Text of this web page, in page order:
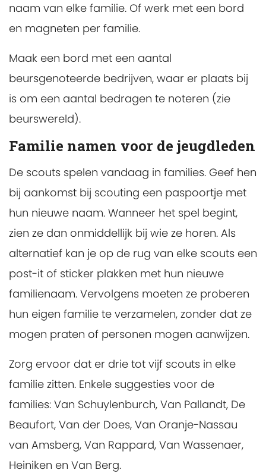
naam van elke familie. Of werk met een bord
en magneten per familie.
Maak een bord met een aantal
beursgenoteerde bedrijven, waar er plaats bij
is om een aantal bedragen te noteren (zie
beurswereld).
Familie namen voor de jeugdleden
De scouts spelen vandaag in families. Geef hen
bij aankomst bij scouting een paspoortje met
hun nieuwe naam. Wanneer het spel begint,
zien ze dan onmiddellijk bij wie ze horen. Als
alternatief kan je op de rug van elke scouts een
post-it of sticker plakken met hun nieuwe
familienaam. Vervolgens moeten ze proberen
hun eigen familie te verzamelen, zonder dat ze
mogen praten of personen mogen aanwijzen.
Zorg ervoor dat er drie tot vijf scouts in elke
familie zitten. Enkele suggesties voor de
families: Van Schuylenburch, Van Pallandt, De
Beaufort, Van der Does, Van Oranje-Nassau
van Amsberg, Van Rappard, Van Wassenaer,
Heiniken en Van Berg.